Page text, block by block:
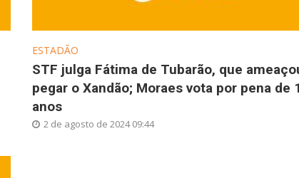
ESTADÃO
STF julga Fátima de Tubarão, que
pegar o Xandão; Moraes vota por pena de
anos
2 de agosto de 2024 09:44